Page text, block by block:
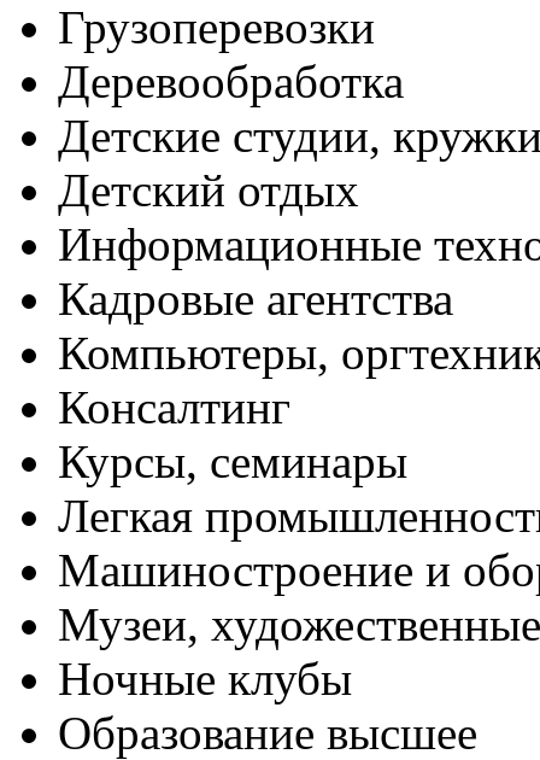
Грузоперевозки
Деревообработка
Детские студии,
Детский отдых
Информационные
Кадровые агентства
Компьютеры,
Консалтинг
Курсы, семинары
Легкая
Машиностроение и
Музеи,
Ночные клубы
Образование высшее